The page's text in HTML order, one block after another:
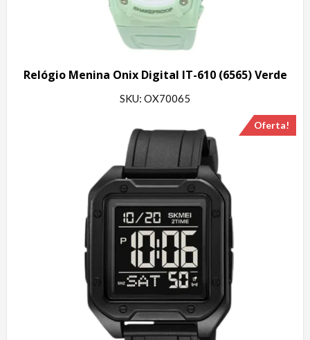
Relógio Menina Onix Digital IT-610 (6565) Verde
SKU: OX70065
Oferta!